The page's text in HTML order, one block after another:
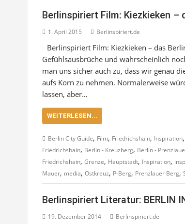
1. April 2015 Berlinspiriert.de
Berlinspiriert Film: Kiezkieken – das Berliner
Gefühlsausbrüche und wahrscheinlich
man uns sicher auch zu, dass wir genau
aufs Korn zu nehmen. Normalerweise
lassen, aber…
WEITERLESEN...
Berlin City Guide, Film, Friedrichshain, Inspiration,
Friedrichshain, Berlin - Kreuzberg, Berlin -
Friedrichshain, Grenze, Hauptstadt, Inspiration,
Mauer, media, Ostkreuz, P-Berg, Prenzlauer Berg,
Berlinspiriert Literatur: BERLIN
19. Dezember 2014 Berlinspiriert.de